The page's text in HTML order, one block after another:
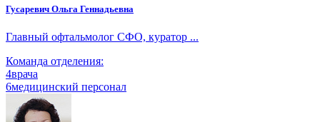
Гусаревич Ольга Геннадьевна
Главный офтальмолог СФО, куратор ...
Команда отделения:
4врача
6медицинский персонал